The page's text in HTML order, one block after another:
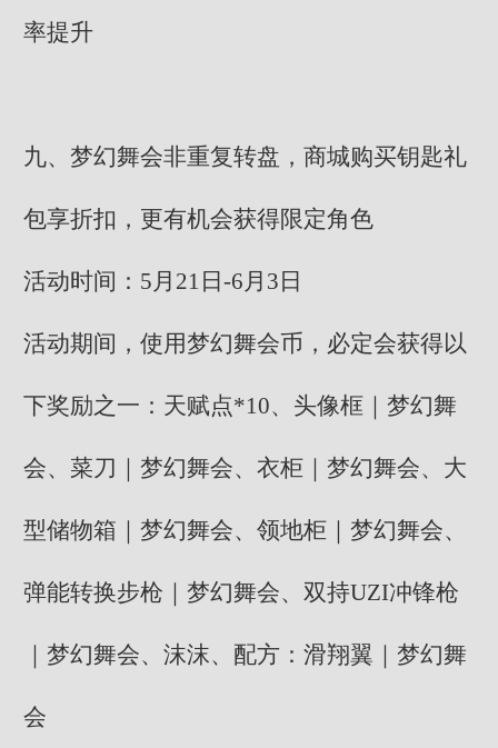
率提升
九、梦幻舞会非重复转盘，商城购买钥匙礼
包享折扣，更有机会获得限定角色
活动时间：5月21日-6月3日
活动期间，使用梦幻舞会币，必定会获得以
下奖励之一：天赋点*10、头像框｜梦幻舞
会、菜刀｜梦幻舞会、衣柜｜梦幻舞会、大
型储物箱｜梦幻舞会、领地柜｜梦幻舞会、
弹能转换步枪｜梦幻舞会、双持UZI冲锋枪
｜梦幻舞会、沫沫、配方：滑翔翼｜梦幻舞
会